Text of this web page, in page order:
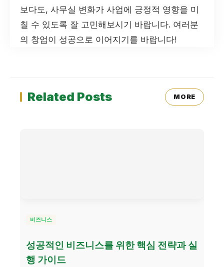
보다도, 사무실 변화가 사업에 긍정적 영향을 미
칠 수 있도록 잘 고민해보시기 바랍니다. 여러분
의 창업이 성공으로 이어지기를 바랍니다!
Related Posts MORE
비즈니스
성공적인 비즈니스를 위한 핵심 전략과 실
행 가이드